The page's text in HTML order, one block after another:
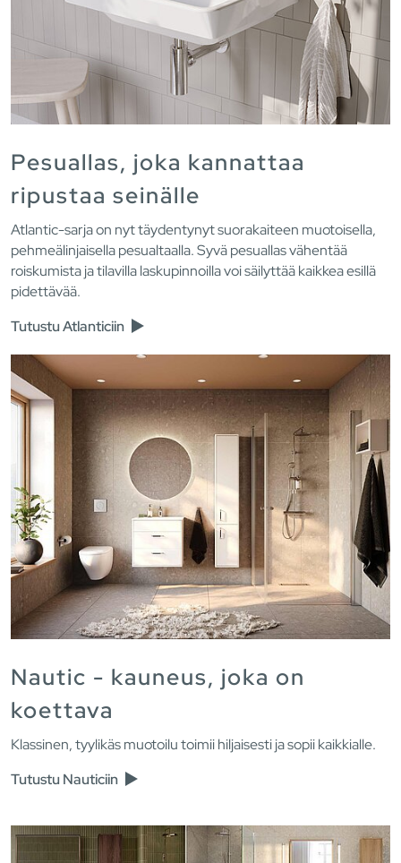
Pesuallas, joka kannattaa
ripustaa seinälle
Atlantic-sarja on nyt täydentynyt suorakaiteen muotoisella,
pehmeälinjaisella pesualtaalla. Syvä pesuallas vähentää
roiskumista ja tilavilla laskupinnoilla voi säilyttää kaikkea esillä
pidettävää.
Tutustu Atlanticiin
Nautic - kauneus, joka on
koettava
Klassinen, tyylikäs muotoilu toimii hiljaisesti ja sopii kaikkialle.
Tutustu Nauticiin